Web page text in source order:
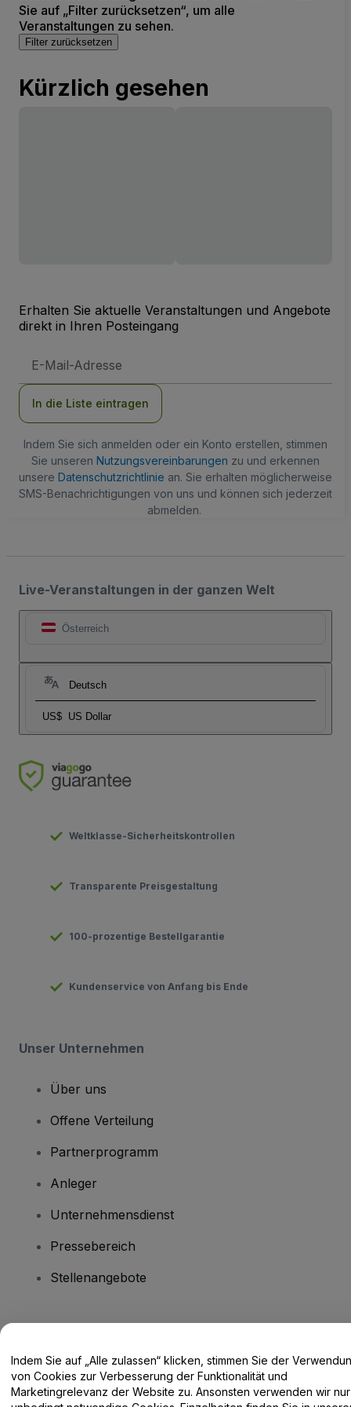
Sie auf „Filter zurücksetzen“, um alle
Veranstaltungen zu sehen.
Filter zurücksetzen
Kürzlich gesehen
Erhalten Sie aktuelle Veranstaltungen und Angebote
direkt in Ihren Posteingang
Mail-
In die Liste eintragen
Indem Sie sich anmelden oder ein Konto erstellen, stimmen
Sie unseren Nutzungsvereinbarungen zu und erkennen
unsere Datenschutzrichtlinie an. Sie erhalten möglicherweise
SMS-Benachrichtigungen von uns und können sich jederzeit
abmelden.
Live-Veranstaltungen in der ganzen Welt
Österreich
Deutsch
US$ US Dollar
Weltklasse-Sicherheitskontrollen
Transparente Preisgestaltung
100-prozentige Bestellgarantie
Kundenservice von Anfang bis Ende
Unser Unternehmen
Über uns
Offene Verteilung
Partnerprogramm
Anleger
Unternehmensdienst
Pressebereich
Stellenangebote
Hilfe-Center / Kontakt
Indem Sie auf „Alle zulassen“ klicken, stimmen Sie der
von Cookies zur Verbesserung der Funktionalität und
Marketingrelevanz der Website zu. Ansonsten verwenden wir nur